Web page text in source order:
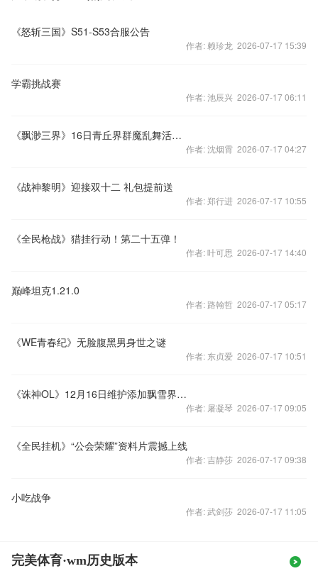
《怒斩三国》S51-S53合服公告
作者: 赖珍龙 2026-07-17 15:39
学霸挑战赛
作者: 池辰兴 2026-07-17 06:11
《飘渺三界》16日青丘界群魔乱舞活动惊喜来袭
作者: 沈烟霄 2026-07-17 04:27
《战神黎明》迎接双十二 礼包提前送
作者: 郑行进 2026-07-17 10:55
《全民枪战》猎挂行动！第二十五弹！
作者: 叶可思 2026-07-17 14:40
巅峰坦克1.21.0
作者: 路翰哲 2026-07-17 05:17
《WE青春纪》无脸腹黑男身世之谜
作者: 东贞爱 2026-07-17 10:51
《诛神OL》12月16日维护添加飘雪界面奖励
作者: 屠凝琴 2026-07-17 09:05
《全民挂机》“公会荣耀”资料片震撼上线
作者: 吉静莎 2026-07-17 09:38
小吃战争
作者: 武剑莎 2026-07-17 11:05
完美体育·wm历史版本